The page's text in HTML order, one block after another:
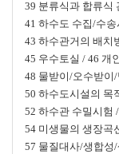
39 분류식과 합류식
41 하수도 수집/수송
43 하수관거의 배치
45 우수토실 / 46 개
48 물받이/오수받이
50 하수도시설의 목
52 하수관 수밀시험
54 미생물의 생장곡
57 물질대사/생합성